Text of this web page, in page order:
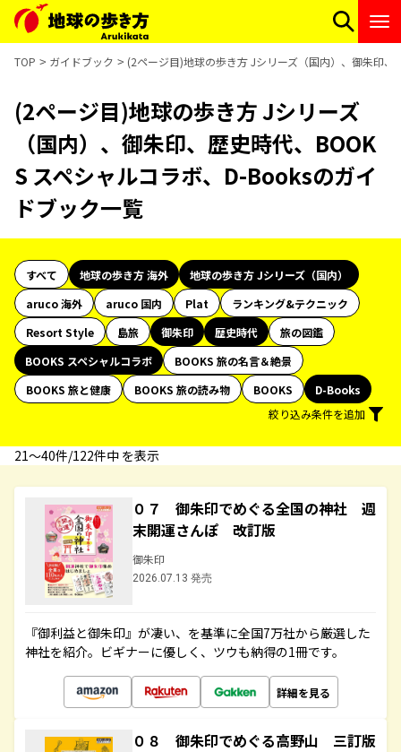
TOP ガイドブック (2ページ目)地球の歩き方 Jシリーズ（国内）、御朱印
(2ページ目)地球の歩き方 Jシリーズ
（国内）、御朱印、歴史時代、BOOK
S スペシャルコラボ、D-Booksのガイ
ドブック一覧
すべて 地球の歩き方 海外
地球の歩き方 Jシリーズ（国内）
aruco 海外
aruco 国内 Plat
ランキング&テクニック
Resort Style
島旅 御朱印 歴史時代
旅の図鑑
BOOKS スペシャルコラボ
BOOKS 旅の名言＆絶景
BOOKS 旅と健康
BOOKS 旅の読み物 BOOKS
D-Books
絞り込み条件を追加
21〜40件/122件中 を表示
０７ 御朱印でめぐる全国の神社 週
末開運さんぽ 改訂版
御朱印
2026.07.13 発売
『御利益と御朱印』が凄い、を基準に全国7万社から厳選した
神社を紹介。ビギナーに優しく、ツウも納得の1冊です。
詳細を見る
０８ 御朱印でめぐる高野山 三訂版